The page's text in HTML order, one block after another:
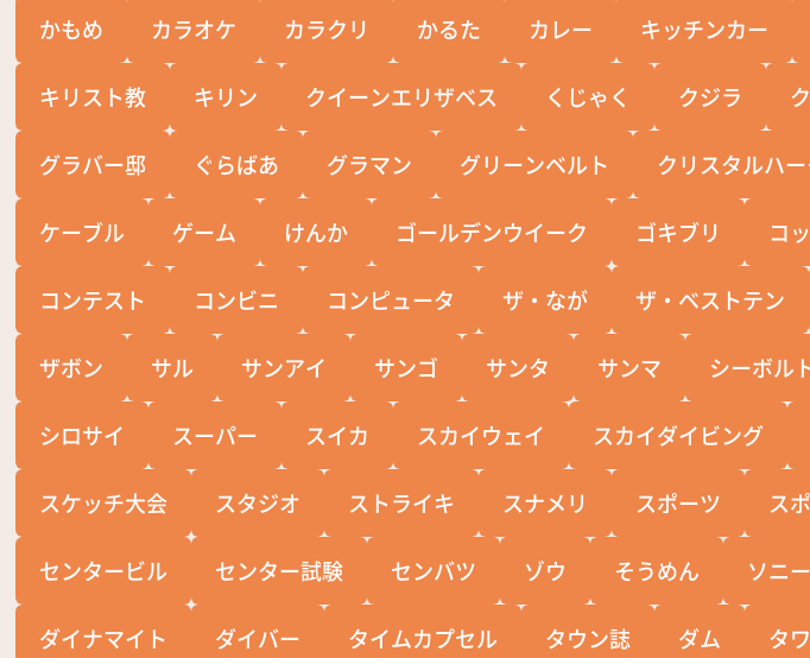
かもめ カラオケ カラクリ かるた カレー キッチンカー
キリスト教 キリン クイーンエリザベス くじゃく クジラ
グラバー邸 ぐらばあ グラマン グリーンベルト クリスタルハ
ケーブル ゲーム けんか ゴールデンウイーク ゴキブリ コ
コンテスト コンビニ コンピュータ ザ・なが ザ・ベストテン
ザボン サル サンアイ サンゴ サンタ サンマ シーボル
シロサイ スーパー スイカ スカイウェイ スカイダイビング
スケッチ大会 スタジオ ストライキ スナメリ スポーツ ス
センタービル センター試験 センバツ ゾウ そうめん ソニー
ダイナマイト ダイバー タイムカプセル タウン誌 ダム タ